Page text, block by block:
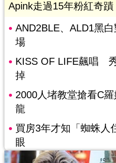
Apink走過15年粉紅奇
AND2BLE、ALD1黑
場
KISS OF LIFE飆唱
掉
2000人堵教堂搶看C
龍
買房3年才知「蜘蛛人
眼